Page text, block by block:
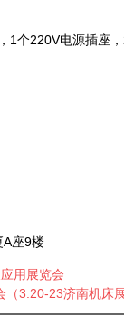
1个220V电源插座
A座9楼
用展览会
3.20-23济南机床展